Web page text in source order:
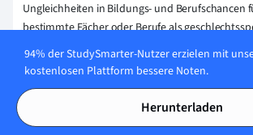
Ungleichheiten in Bildungs- und Berufschancen
bestimmte Fächer oder Berufe als
werden.
Welche Faktoren beeinflussen die
modernen Partnerschaften?
Kulturelle Hintergründe, individuelle
94% der StudySmarter-Nutzer erzielen mit
kostenlosen Plattform bessere Noten.
Herunterladen